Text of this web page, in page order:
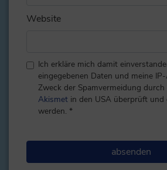
Website
Ich erkläre mich damit
eingegebenen Daten und meine
Zweck der Spamvermeidung
Akismet in den USA überprüft und
werden. *